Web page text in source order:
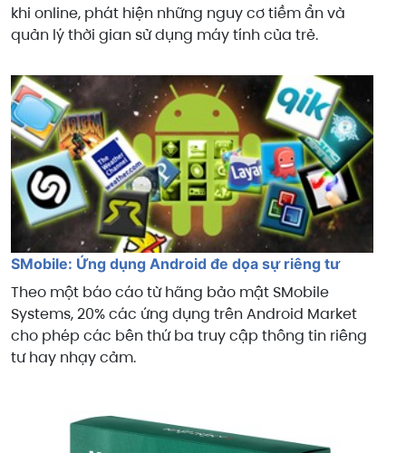
khi online, phát hiện những nguy cơ tiềm ẩn và
quản lý thời gian sử dụng máy tính của trẻ.
SMobile: Ứng dụng Android đe dọa sự riêng tư
Theo một báo cáo từ hãng bảo mật SMobile
Systems, 20% các ứng dụng trên Android Market
cho phép các bên thứ ba truy cập thông tin riêng
tư hay nhạy cảm.